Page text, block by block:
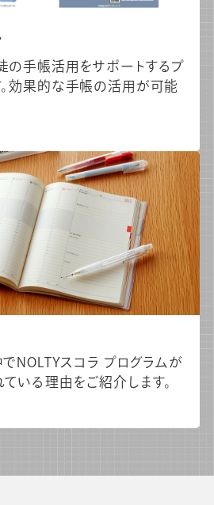
の手帳活用をサポートするプ
効果的な手帳の活用が可能
NOLTYスコラ プログラムが
いる理由をご紹介します。